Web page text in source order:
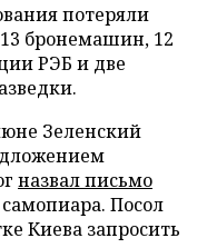
потеряли
бронемашин, 12
РЭБ и две
Зеленский
назвал письмо
Посол
Киева запросить